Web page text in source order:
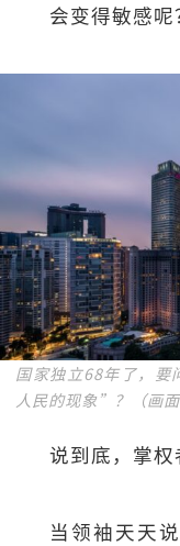
会变得敏感呢
国家独立68年了，
人民的现象”？（画
说到底，掌权
当领袖天天